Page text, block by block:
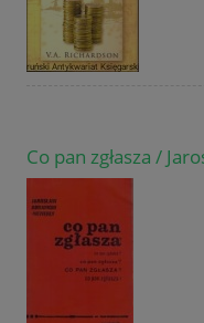
Co pan zgłasza /